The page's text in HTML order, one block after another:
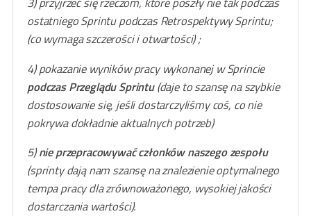
ostatniego Sprintu podczas Retrospektywy Sprintu;
(co wymaga szczerości i otwartości) ;
4) pokazanie wyników pracy wykonanej w Sprincie
podczas Przeglądu Sprintu(daje to szansę na szybkie
dostosowanie się, jeśli dostarczyliśmy coś, co nie
pokrywa dokładnie aktualnych potrzeb)
5)nie przepracowywać członków naszego zespołu
(sprinty dają nam szansę na znalezienie optymalnego
tempa pracy dla zrównoważonego, wysokiej jakości
dostarczania wartości).